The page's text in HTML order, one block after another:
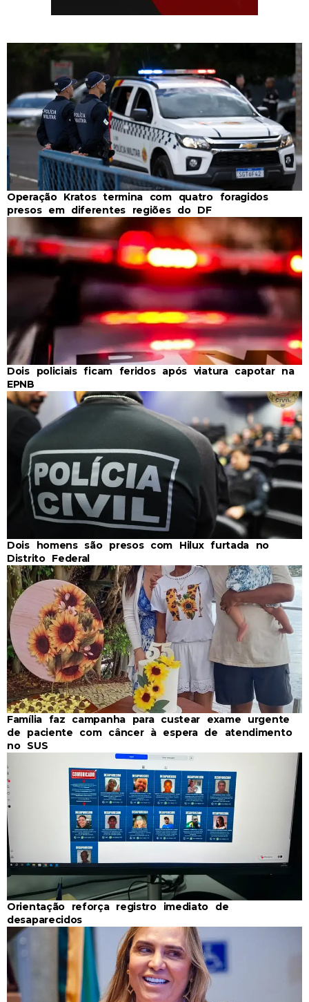
Operação Kratos termina com quatro foragidos
presos em diferentes regiões do DF
Dois policiais ficam feridos após viatura capotar na
EPNB
Dois homens são presos com Hilux furtada no
Distrito Federal
Família faz campanha para custear exame urgente
de paciente com câncer à espera de atendimento
no SUS
Orientação reforça registro imediato de
desaparecidos